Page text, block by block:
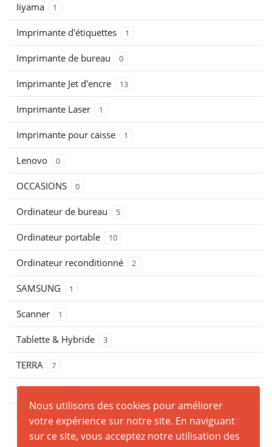
Iiyama 1
Imprimante d'étiquettes 1
Imprimante de bureau 0
Imprimante Jet d'encre 13
Imprimante Laser 1
Imprimante pour caisse 1
Lenovo 0
OCCASIONS 0
Ordinateur de bureau 5
Ordinateur portable 10
Ordinateur reconditionné 2
SAMSUNG 1
Scanner 1
Tablette & Hybride 3
TERRA 7
THOSHIBA
ZEBRA
Nous utilisons des cookies pour améliorer
votre expérience sur notre site. En naviguant
sur ce site, vous acceptez notre utilisation des